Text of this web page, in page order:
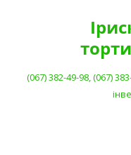
(067) 382-49-98, (067)